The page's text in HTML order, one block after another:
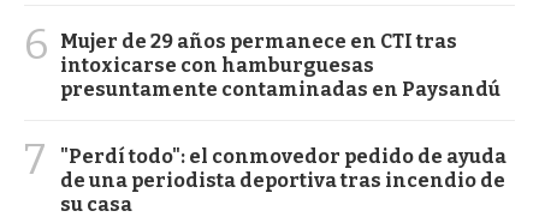
6
Mujer de 29 años permanece en CTI tras
intoxicarse con hamburguesas
presuntamente contaminadas en Paysandú
7
"Perdí todo": el conmovedor pedido de ayuda
de una periodista deportiva tras incendio de
su casa